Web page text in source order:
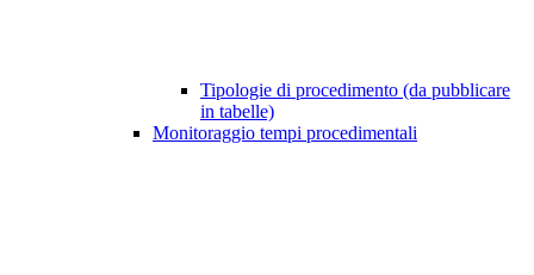
Tipologie di procedimento (da pubblicare
in tabelle)
Monitoraggio tempi procedimentali